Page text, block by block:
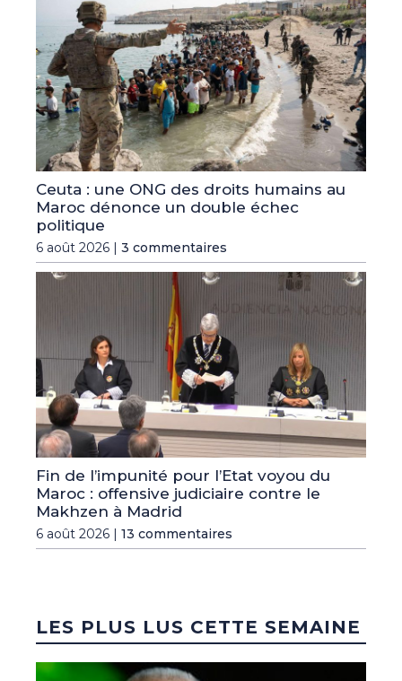
Ceuta : une ONG des droits humains au
Maroc dénonce un double échec
politique
6 août 2026 | 3 commentaires
Fin de l’impunité pour l’Etat voyou du
Maroc : offensive judiciaire contre le
Makhzen à Madrid
6 août 2026 | 13 commentaires
LES PLUS LUS CETTE SEMAINE